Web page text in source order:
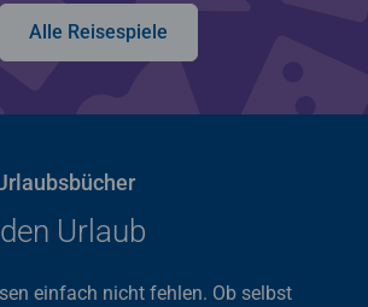
Alle Reisespiele
Urlaub
einfach nicht fehlen. Ob selbst